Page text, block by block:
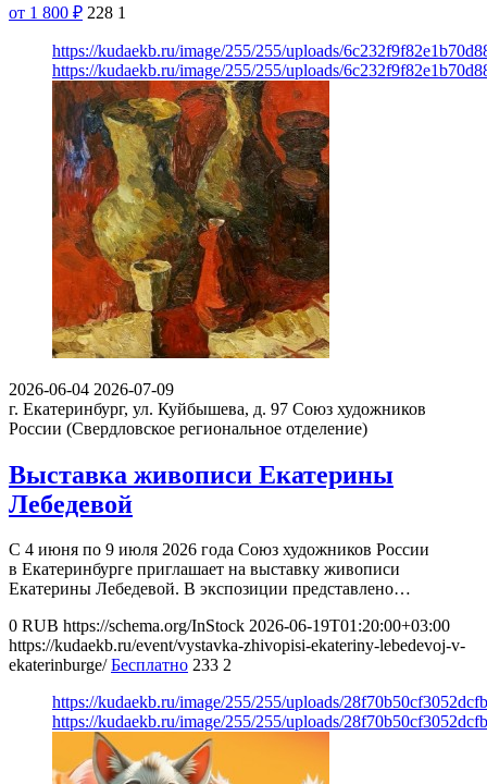
от 1 800 ₽ 228 1
https://kudaekb.ru/image/255/255/uploads/
https://kudaekb.ru/image/255/255/uploads/
2026-06-04 2026-07-09
г. Екатеринбург, ул. Куйбышева, д. 97 Союз художников
России (Свердловское региональное отделение)
Выставка живописи Екатерины
Лебедевой
С 4 июня по 9 июля 2026 года Союз художников России
в Екатеринбурге приглашает на выставку живописи
Екатерины Лебедевой. В экспозиции представлено…
0 RUB https://schema.org/InStock 2026-06-19T01:20:00+03:00
https://kudaekb.ru/event/vystavka-zhivopisi-ekateriny-lebedevoj-v-
ekaterinburge/ Бесплатно 233 2
https://kudaekb.ru/image/255/255/uploads/
https://kudaekb.ru/image/255/255/uploads/